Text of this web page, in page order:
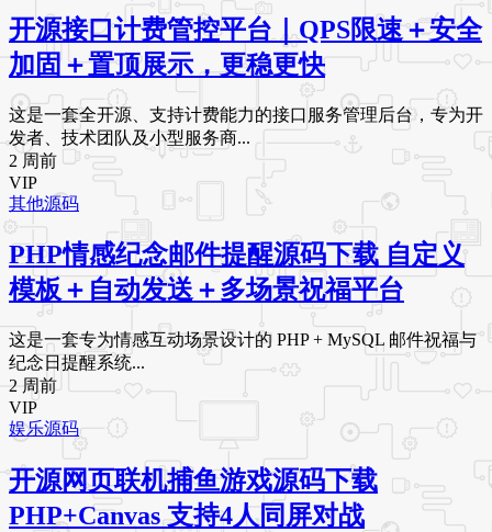
开源接口计费管控平台｜QPS限速＋安全
加固＋置顶展示，更稳更快
这是一套全开源、支持计费能力的接口服务管理后台，专为开
发者、技术团队及小型服务商...
2 周前
VIP
其他源码
PHP情感纪念邮件提醒源码下载 自定义
模板＋自动发送＋多场景祝福平台
这是一套专为情感互动场景设计的 PHP + MySQL 邮件祝福与
纪念日提醒系统...
2 周前
VIP
娱乐源码
开源网页联机捕鱼游戏源码下载
PHP+Canvas 支持4人同屏对战